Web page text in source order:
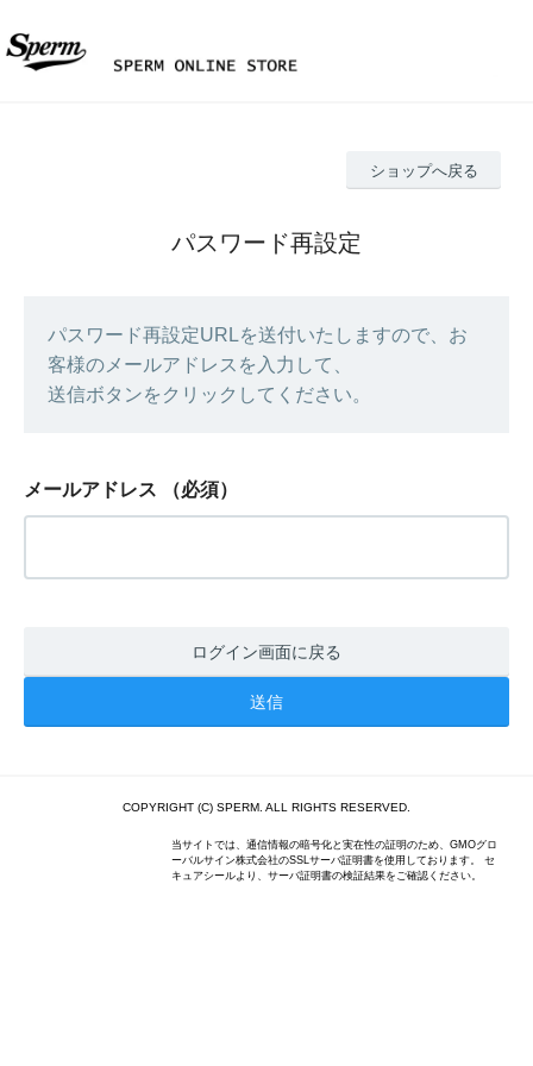
ショップへ戻る
パスワード再設定
パスワード再設定URLを送付いたしますので、お
客様のメールアドレスを入力して、
送信ボタンをクリックしてください。
メールアドレス （必須）
ログイン画面に戻る
COPYRIGHT (C) SPERM. ALL RIGHTS RESERVED.
当サイトでは、通信情報の暗号化と実在性の証明のため、GMOグロ
ーバルサイン株式会社のSSLサーバ証明書を使用しております。 セ
キュアシールより、サーバ証明書の検証結果をご確認ください。